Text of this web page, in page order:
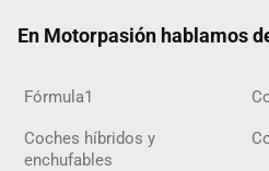
En Motorpasión hablamos
Fórmula1
Coches híbridos y
enchufables